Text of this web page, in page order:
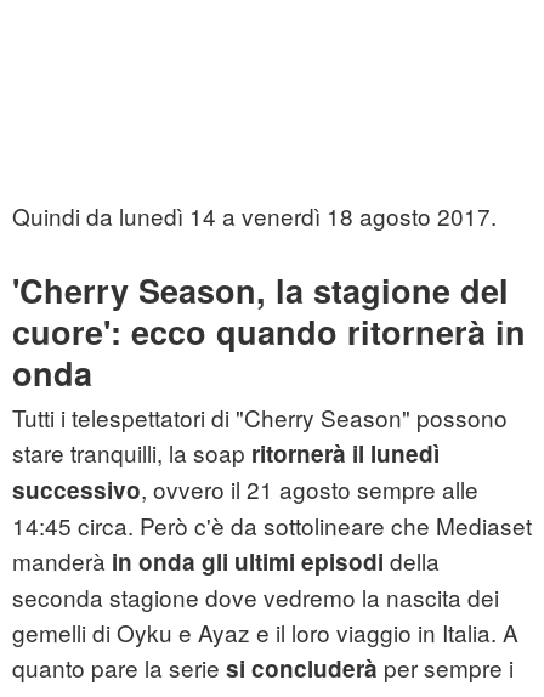
Quindi da lunedì 14 a venerdì 18 agosto 2017.
'Cherry Season, la stagione del
cuore': ecco quando ritornerà in
onda
Tutti i telespettatori di "Cherry Season" possono
stare tranquilli, la soap ritornerà il lunedì
successivo, ovvero il 21 agosto sempre alle
14:45 circa. Però c'è da sottolineare che Mediaset
manderà in onda gli ultimi episodi della
seconda stagione dove vedremo la nascita dei
gemelli di Oyku e Ayaz e il loro viaggio in Italia. A
quanto pare la serie si concluderà per sempre i